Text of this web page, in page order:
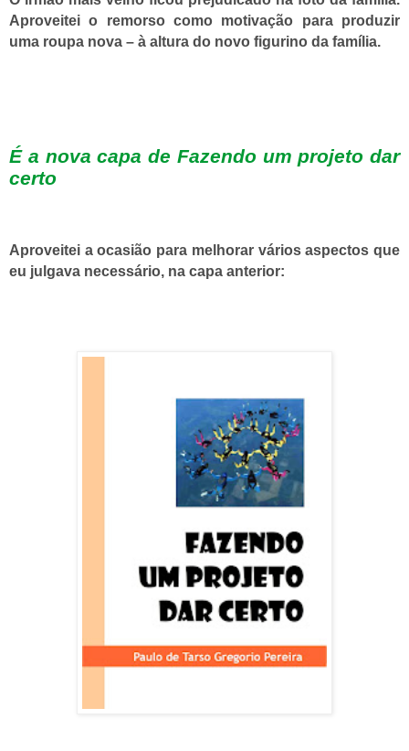
Aproveitei o remorso como motivação para produzir
uma roupa nova – à altura do novo figurino da família.
É a nova capa de Fazendo um projeto dar
certo
Aproveitei a ocasião para melhorar vários aspectos que
eu julgava necessário, na capa anterior: